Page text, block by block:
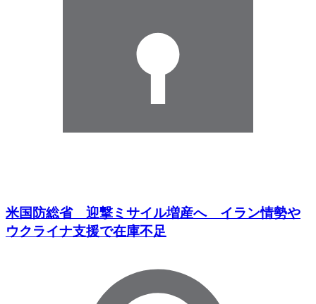
米国防総省 迎撃ミサイル増産へ イラン情勢や
ウクライナ支援で在庫不足